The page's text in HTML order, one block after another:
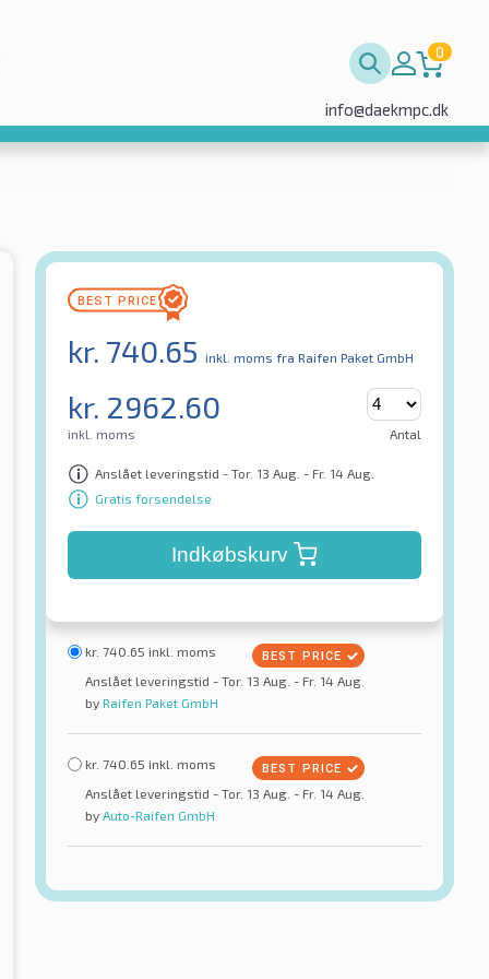
0
info@daekmpc.dk
kr. 740.65 inkl. moms fra Raifen Paket GmbH
kr. 2962.60
inkl. moms Antal
Anslået leveringstid - Tor. 13 Aug. - Fr. 14 Aug.
Gratis forsendelse
Indkøbskurv
kr. 740.65 inkl. moms
Anslået leveringstid - Tor. 13 Aug. - Fr. 14 Aug.
by Raifen Paket GmbH
kr. 740.65 inkl. moms
Anslået leveringstid - Tor. 13 Aug. - Fr. 14 Aug.
by Auto-Raifen GmbH